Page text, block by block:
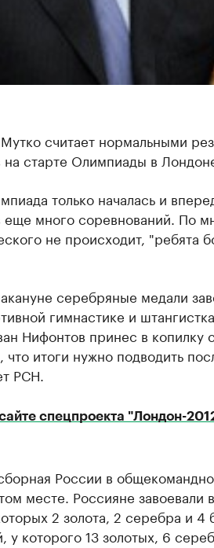
считает нормальными
старте Олимпиады в
только началась и
еще много соревнований. По
не происходит, "ребята
серебряные медали
гимнастике и
Нифонтов принес в копилку
итоги нужно подводить
РСН.
спецпроекта "Лондон-
России в
месте. Россияне завоевали
2 золота, 2 серебра и 4
у которого 13 золотых, 6